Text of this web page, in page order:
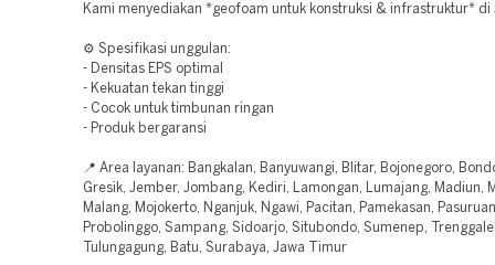
Kami menyediakan *geofoam untuk konstruksi & infrastruktur* di
⚙️ Spesifikasi unggulan:
- Densitas EPS optimal
- Kekuatan tekan tinggi
- Cocok untuk timbunan ringan
- Produk bergaransi
📍 Area layanan: Bangkalan, Banyuwangi, Blitar, Bojonegoro,
Gresik, Jember, Jombang, Kediri, Lamongan, Lumajang, Madiun,
Malang, Mojokerto, Nganjuk, Ngawi, Pacitan, Pamekasan,
Probolinggo, Sampang, Sidoarjo, Situbondo, Sumenep,
Tulungagung, Batu, Surabaya, Jawa Timur